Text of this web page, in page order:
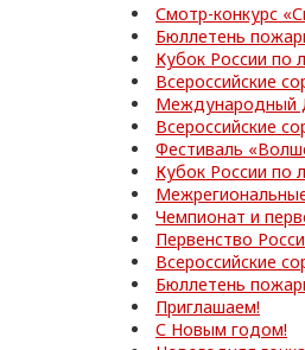
Смотр-конкурс
Бюллетень
Кубок России по
Всероссийские
Международный
Всероссийские
Фестиваль
Кубок России по
Чемпионат и
Первенство
Всероссийские
Бюллетень
Приглашаем!
С Новым годом!